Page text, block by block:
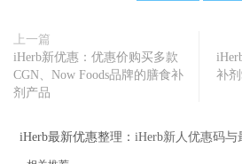
上一篇
iHerb新优惠：优惠价购买多款
CGN、Now Foods品牌的膳食补
剂产品
补
iHerb最新优惠整理： iHerb新人优惠码与